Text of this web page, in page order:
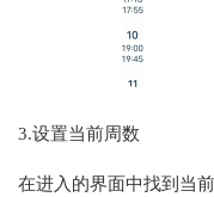
3.设置当前周数
在进入的界面中找到当